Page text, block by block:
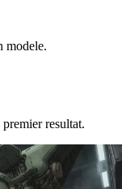
modele.
resultat.